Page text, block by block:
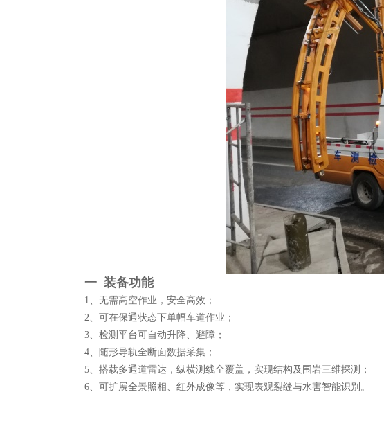
一 装备功能
1、无需高空作业，安全高效；
2、可在保通状态下单幅车道作业；
3、检测平台可自动升降、避障；
4、随形导轨全断面数据采集；
5、搭载多通道雷达，纵横测线全覆盖，实现结构及围岩三维探测；
6、可扩展全景照相、红外成像等，实现表观裂缝与水害智能识别。